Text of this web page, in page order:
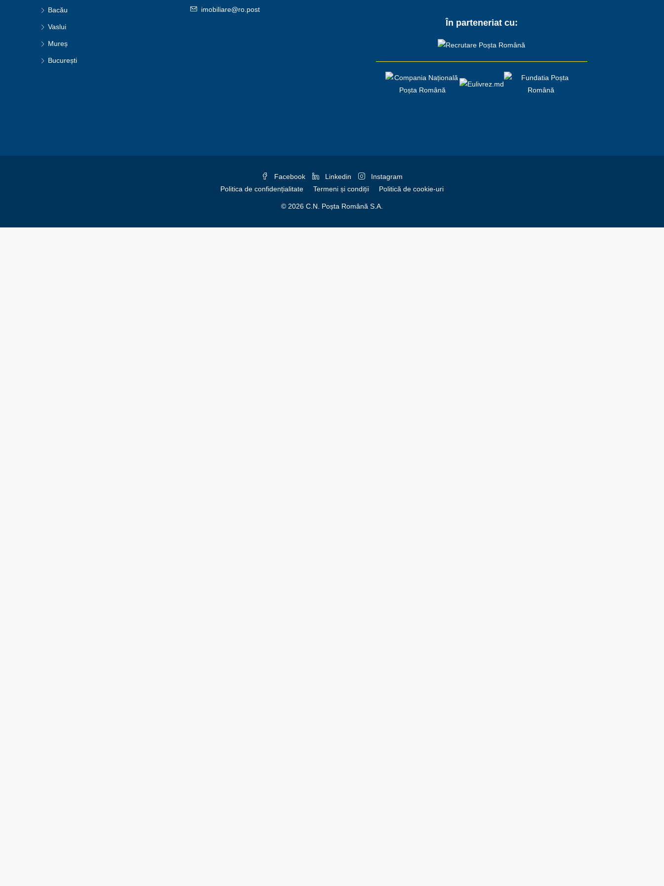
Bacău
Vaslui
Mureș
București
imobiliare@ro.post
În parteneriat cu:
Facebook Linkedin
Instagram
Politica de confidențialitate
Termeni și condiții Politică de cookie-uri
© 2026 C.N. Poșta Română S.A.